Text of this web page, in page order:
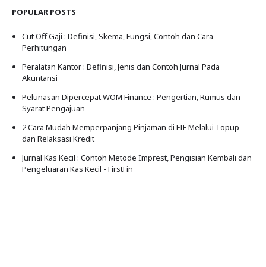
POPULAR POSTS
Cut Off Gaji : Definisi, Skema, Fungsi, Contoh dan Cara
Perhitungan
Peralatan Kantor : Definisi, Jenis dan Contoh Jurnal Pada
Akuntansi
Pelunasan Dipercepat WOM Finance : Pengertian, Rumus dan
Syarat Pengajuan
2 Cara Mudah Memperpanjang Pinjaman di FIF Melalui Topup
dan Relaksasi Kredit
Jurnal Kas Kecil : Contoh Metode Imprest, Pengisian Kembali dan
Pengeluaran Kas Kecil - FirstFin